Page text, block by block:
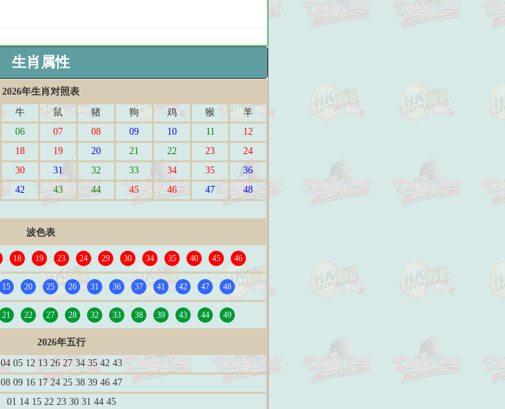
生肖属性
2026年生肖对照表
牛 鼠 猪 狗 鸡 猴
羊
06 07 08 09 10 11
12
18 19 20 21 22 23
24
30 31 32 33 34 35
36
42 43 44 45 46 47
48
波色表
18 19 23 24 29 30 34 35 40 45 46
15 20 25 26 31 36 37 41 42 47 48
21 22 27 28 32 33 38 39 43 44 49
2026年五行
04 05 12 13 26 27 34 35 42 43
08 09 16 17 24 25 38 39 46 47
01 14 15 22 23 30 31 44 45